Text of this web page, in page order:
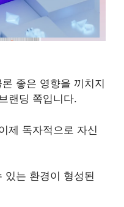
좋은 영향을 끼치지
랜딩 쪽입니다.
제 독자적으로 자신
있는 환경이 형성된